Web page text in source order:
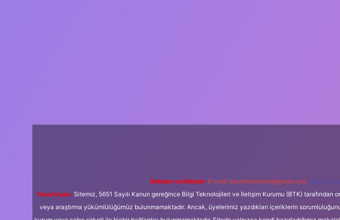
Reklam ve İletişim: E-mail: backlinkpaneli@gmail.com Teams:
Yasal Uyarı: Sitemiz, 5651 Sayılı Kanun gereğince Bilgi Teknolojileri ve İletişim Kurumu (BTK)
veya araştırma yükümlülüğümüz bulunmamaktadır. Ancak, üyelerimiz yazdıkları içeriklerin